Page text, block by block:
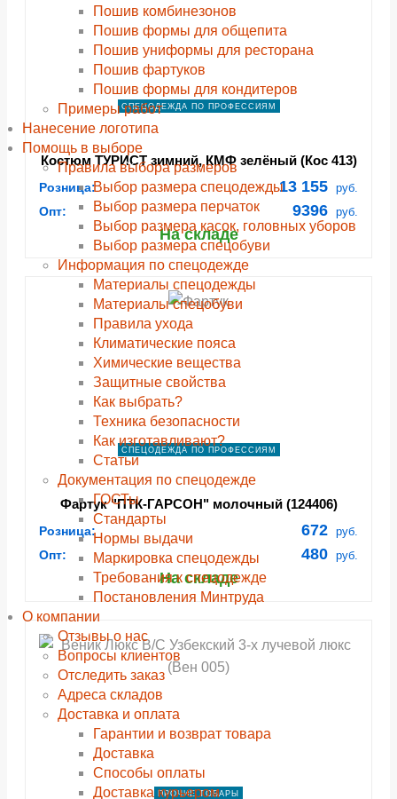
Пошив комбинезонов
Пошив формы для общепита
Пошив униформы для ресторана
Пошив фартуков
Пошив формы для кондитеров
Примеры работ
Нанесение логотипа
Помощь в выборе
Правила выбора размеров
Выбор размера спецодежды
Выбор размера перчаток
Выбор размера касок, головных уборов
Выбор размера спецобуви
Информация по спецодежде
Материалы спецодежды
Материалы спецобуви
Правила ухода
Климатические пояса
Химические вещества
Защитные свойства
Как выбрать?
Техника безопасности
Как изготавливают?
Статьи
Документация по спецодежде
ГОСТы
Cтандарты
Нормы выдачи
Маркировка спецодежды
Требования к спецодежде
Постановления Минтруда
О компании
Отзывы о нас
Вопросы клиентов
Отследить заказ
Адреса складов
Доставка и оплата
Гарантии и возврат товара
Доставка
Способы оплаты
Доставка курьером
СПЕЦОДЕЖДА ПО ПРОФЕССИЯМ
Костюм ТУРИСТ зимний, КМФ зелёный (Кос 413)
Розница: 13 155 руб.
Опт: 9396 руб.
На складе
СПЕЦОДЕЖДА ПО ПРОФЕССИЯМ
Фартук "ПТК-ГАРСОН" молочный (124406)
Розница: 672 руб.
Опт: 480 руб.
На складе
ПРОЧИЕ ТОВАРЫ